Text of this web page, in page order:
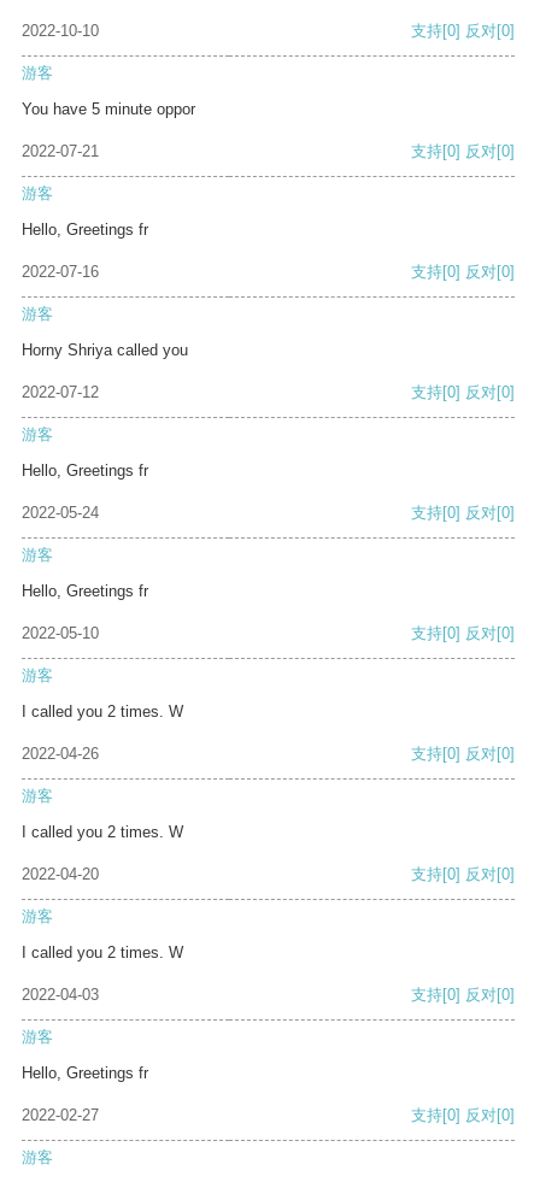
2022-10-10 支持[0] 反对[0]
游客
You have 5 minute oppor
2022-07-21 支持[0] 反对[0]
游客
Hello, Greetings fr
2022-07-16 支持[0] 反对[0]
游客
Horny Shriya called you
2022-07-12 支持[0] 反对[0]
游客
Hello, Greetings fr
2022-05-24 支持[0] 反对[0]
游客
Hello, Greetings fr
2022-05-10 支持[0] 反对[0]
游客
I called you 2 times. W
2022-04-26 支持[0] 反对[0]
游客
I called you 2 times. W
2022-04-20 支持[0] 反对[0]
游客
I called you 2 times. W
2022-04-03 支持[0] 反对[0]
游客
Hello, Greetings fr
2022-02-27 支持[0] 反对[0]
游客